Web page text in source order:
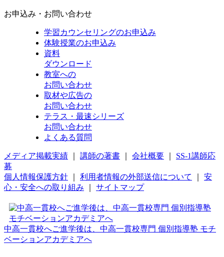
お申込み・お問い合わせ
学習カウンセリングのお申込み
体験授業のお申込み
資料
ダウンロード
教室への
お問い合わせ
取材や広告の
お問い合わせ
テラス・最速シリーズ
お問い合わせ
よくある質問
メディア掲載実績 講師の著書 会社概要
SS-1講師応
募
個人情報保護方針
利用者情報の外部送信について
安
心・安全への取り組み
サイトマップ
中高一貫校へご進学後は、中高一貫校専門 個別指導塾 モチ
ベーションアカデミアへ